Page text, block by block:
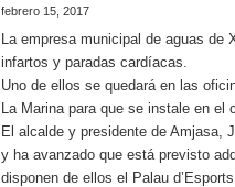
febrero 15, 2017
La empresa municipal de aguas
infartos y paradas cardíacas.
Uno de ellos se quedará en las
La Marina para que se instale en el
El alcalde y presidente de Amjasa,
y ha avanzado que está previsto
disponen de ellos el Palau